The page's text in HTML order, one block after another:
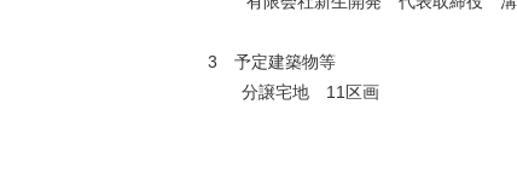
3 予定建築物等
分譲宅地 11区画